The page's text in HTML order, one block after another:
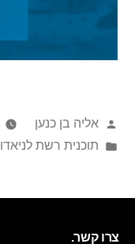
אליה בן כנען
תוכנית רשת לניאדו
צרו קשר.